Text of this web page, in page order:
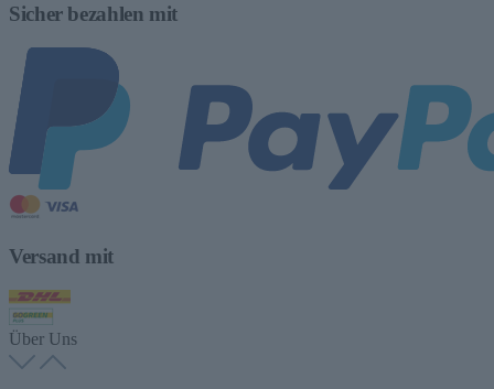
Sicher bezahlen mit
Versand mit
Über Uns